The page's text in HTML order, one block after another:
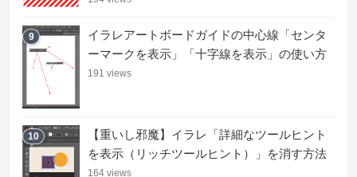
9
イラレアートボードガイドの中心線「センタ
ーマークを表示」「十字線を表示」の使い方
191 views
10
【重いし邪魔】イラレ「詳細なツールヒント
を表示（リッチツールヒント）」を消す方法
164 views